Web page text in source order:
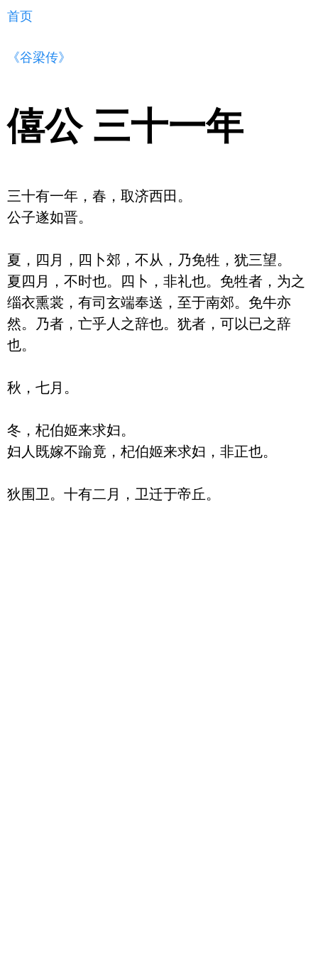
首页
《谷梁传》
僖公 三十一年
三十有一年，春，取济西田。
公子遂如晋。
夏，四月，四卜郊，不从，乃免牲，犹三望。
夏四月，不时也。四卜，非礼也。免牲者，为之
缁衣熏裳，有司玄端奉送，至于南郊。免牛亦
然。乃者，亡乎人之辞也。犹者，可以已之辞
也。
秋，七月。
冬，杞伯姬来求妇。
妇人既嫁不踰竟，杞伯姬来求妇，非正也。